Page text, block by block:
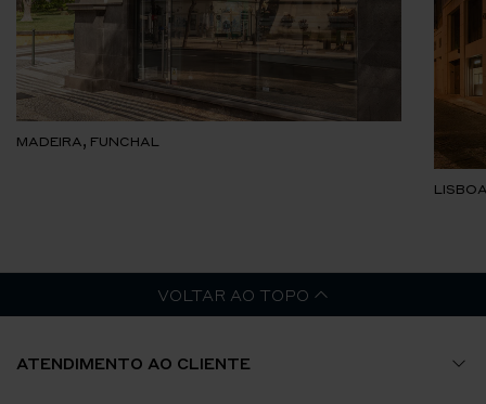
MADEIRA, FUNCHAL
VOLTAR AO TOPO
ATENDIMENTO AO CLIENTE